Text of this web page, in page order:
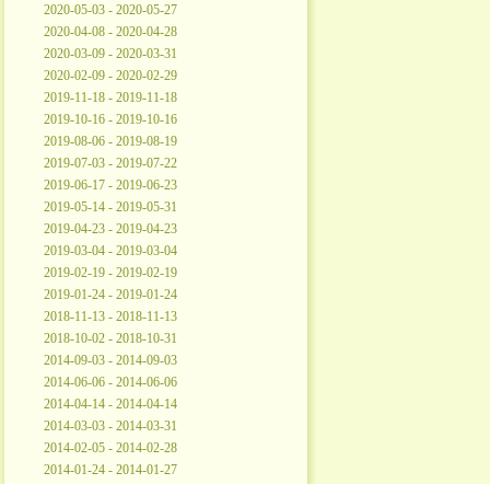
2020-05-03 - 2020-05-27
2020-04-08 - 2020-04-28
2020-03-09 - 2020-03-31
2020-02-09 - 2020-02-29
2019-11-18 - 2019-11-18
2019-10-16 - 2019-10-16
2019-08-06 - 2019-08-19
2019-07-03 - 2019-07-22
2019-06-17 - 2019-06-23
2019-05-14 - 2019-05-31
2019-04-23 - 2019-04-23
2019-03-04 - 2019-03-04
2019-02-19 - 2019-02-19
2019-01-24 - 2019-01-24
2018-11-13 - 2018-11-13
2018-10-02 - 2018-10-31
2014-09-03 - 2014-09-03
2014-06-06 - 2014-06-06
2014-04-14 - 2014-04-14
2014-03-03 - 2014-03-31
2014-02-05 - 2014-02-28
2014-01-24 - 2014-01-27